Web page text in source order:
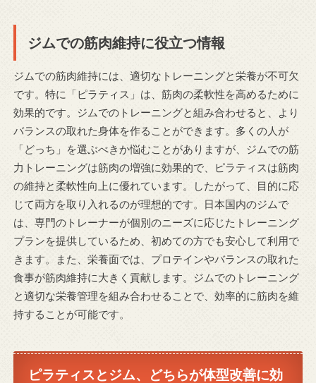
ジムでの筋肉維持に役立つ情報
ジムでの筋肉維持には、適切なトレーニングと栄養が不可欠
です。特に「ピラティス」は、筋肉の柔軟性を高めるために
効果的です。ジムでのトレーニングと組み合わせると、より
バランスの取れた身体を作ることができます。多くの人が
「どっち」を選ぶべきか悩むことがありますが、ジムでの筋
力トレーニングは筋肉の増強に効果的で、ピラティスは筋肉
の維持と柔軟性向上に優れています。したがって、目的に応
じて両方を取り入れるのが理想的です。日本国内のジムで
は、専門のトレーナーが個別のニーズに応じたトレーニング
プランを提供しているため、初めての方でも安心して利用で
きます。また、栄養面では、プロテインやバランスの取れた
食事が筋肉維持に大きく貢献します。ジムでのトレーニング
と適切な栄養管理を組み合わせることで、効率的に筋肉を維
持することが可能です。
ピラティスとジム、どちらが体型改善に効